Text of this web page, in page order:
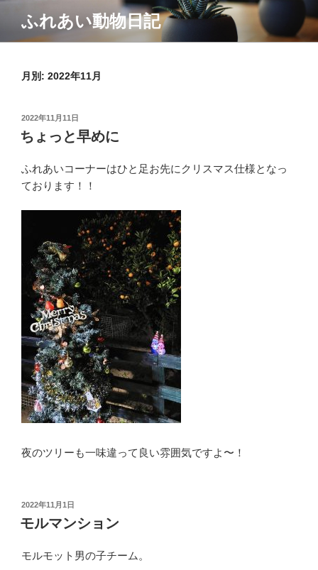
テ
ふれあい動物日記
月別: 2022年11月
投
稿
日:
2022年11月11日
ちょっと早めに
ふれあいコーナーはひと足お先にクリスマス仕様となっ
ております！！
夜のツリーも一味違って良い雰囲気ですよ〜！
投
稿
日:
2022年11月1日
モルマンション
モルモット男の子チーム。